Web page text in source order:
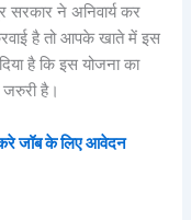
सरकार ने अनिवार्य कर
है तो आपके खाते में इस
है कि इस योजना का
है।
जॉब के लिए आवेदन